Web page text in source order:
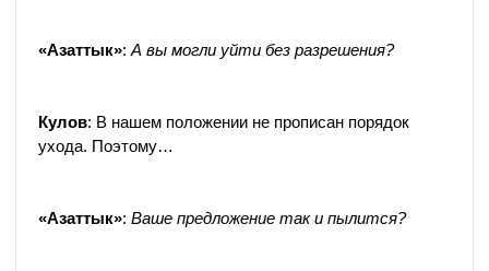
«Азаттык»: А вы могли уйти без разрешения?
Кулов: В нашем положении не прописан порядок
ухода. Поэтому…
«Азаттык»: Ваше предложение так и пылится?